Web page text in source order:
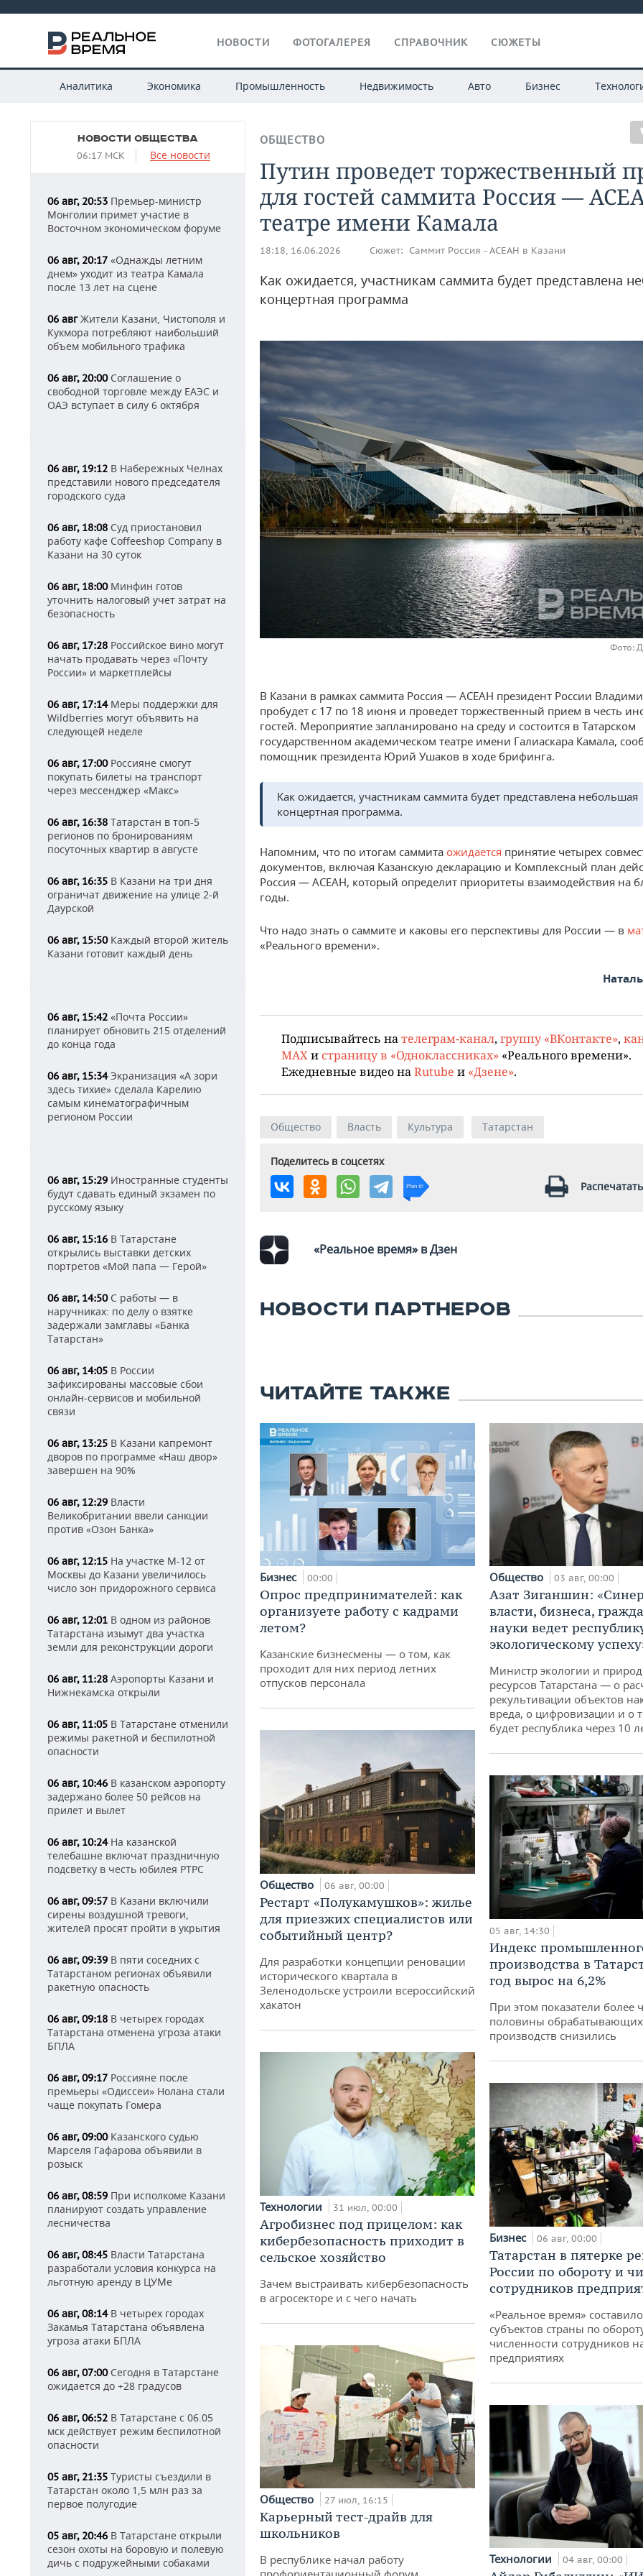
НОВОСТИ ФОТОГАЛЕРЕЯ СПРАВОЧНИК СЮЖЕТЫ
Аналитика Экономика Промышленность Недвижимость Авто Бизнес
НОВОСТИ ОБЩЕСТВА
06:17 МСК Все новости
06 авг, 20:53 Премьер-министр
Монголии примет участие в
Восточном экономическом форуме
06 авг, 20:17 «Однажды летним
днем» уходит из театра Камала
после 13 лет на сцене
06 авгЖители Казани, Чистополя и
Кукмора потребляют наибольший
объем мобильного трафика
06 авг, 20:00Соглашение о
свободной торговле между ЕАЭС и
ОАЭ вступает в силу 6 октября
06 авг, 19:12 В Набережных Челнах
представили нового председателя
городского суда
06 авг, 18:08 Суд приостановил
работу кафе Coffeeshop Company в
Казани на 30 суток
06 авг, 18:00Минфин готов
уточнить налоговый учет затрат на
безопасность
06 авг, 17:28 Российское вино могут
начать продавать через «Почту
России» и маркетплейсы
06 авг, 17:14Меры поддержки для
Wildberries могут объявить на
следующей неделе
06 авг, 17:00Россияне смогут
покупать билеты на транспорт
через мессенджер «Макс»
06 авг, 16:38 Татарстан в топ-5
регионов по бронированиям
посуточных квартир в августе
06 авг, 16:35 В Казани на три дня
ограничат движение на улице 2-й
Даурской
06 авг, 15:50Каждый второй житель
Казани готовит каждый день
06 авг, 15:42 «Почта России»
планирует обновить 215 отделений
до конца года
06 авг, 15:34Экранизация «А зори
здесь тихие» сделала Карелию
самым кинематографичным
регионом России
06 авг, 15:29 Иностранные студенты
будут сдавать единый экзамен по
русскому языку
06 авг, 15:16 В Татарстане
открылись выставки детских
портретов «Мой папа — Герой»
06 авг, 14:50С работы — в
наручниках: по делу о взятке
задержали замглавы «Банка
Татарстан»
06 авг, 14:05 В России
зафиксированы массовые сбои
онлайн-сервисов и мобильной
связи
06 авг, 13:25 В Казани капремонт
дворов по программе «Наш двор»
завершен на 90%
06 авг, 12:29 Власти
Великобритании ввели санкции
против «Озон Банка»
06 авг, 12:15 На участке М-12 от
Москвы до Казани увеличилось
число зон придорожного сервиса
06 авг, 12:01 В одном из районов
Татарстана изымут два участка
земли для реконструкции дороги
06 авг, 11:28 Аэропорты Казани и
Нижнекамска открыли
06 авг, 11:05 В Татарстане отменили
режимы ракетной и беспилотной
опасности
06 авг, 10:46 В казанском аэропорту
задержано более 50 рейсов на
прилет и вылет
06 авг, 10:24На казанской
телебашне включат праздничную
подсветку в честь юбилея РТРС
06 авг, 09:57 В Казани включили
сирены воздушной тревоги,
жителей просят пройти в укрытия
06 авг, 09:39 В пяти соседних с
Татарстаном регионах объявили
ракетную опасность
06 авг, 09:18 В четырех городах
Татарстана отменена угроза атаки
БПЛА
06 авг, 09:17 Россияне после
премьеры «Одиссеи» Нолана стали
чаще покупать Гомера
06 авг, 09:00Казанского судью
Марселя Гафарова объявили в
розыск
06 авг, 08:59 При исполкоме Казани
планируют создать управление
лесничества
06 авг, 08:45 Власти Татарстана
разработали условия конкурса на
льготную аренду в ЦУМе
06 авг, 08:14В четырех городах
Закамья Татарстана объявлена
угроза атаки БПЛА
06 авг, 07:00Сегодня в Татарстане
ожидается до +28 градусов
06 авг, 06:52 В Татарстане с 06.05
мск действует режим беспилотной
опасности
05 авг, 21:35 Туристы съездили в
Татарстан около 1,5 млн раз за
первое полугодие
05 авг, 20:46 В Татарстане открыли
сезон охоты на боровую и полевую
дичь с подружейными собаками
ОБЩЕСТВО
Путин проведет торжественный
для гостей саммита Россия —
театре имени Камала
18:18, 16.06.2026 Сюжет: Саммит Россия - АСЕАН в Казани
Как ожидается, участникам саммита будет представлена
концертная программа
Фото:
В Казани в рамках саммита Россия — АСЕАН президент России
пробудет с 17 по 18 июня и проведет торжественный прием в честь
гостей. Мероприятие запланировано на среду и состоится в Татарском
государственном академическом театре имени Галиаскара Камала,
помощник президента Юрий Ушаков в ходе брифинга.
Как ожидается, участникам саммита будет представлена небольшая
концертная программа.
Напомним, что по итогам саммита ожидается принятие четырех
документов, включая Казанскую декларацию и Комплексный план
Россия — АСЕАН, который определит приоритеты взаимодействия на
годы.
Что надо знать о саммите и каковы его перспективы для России — в
«Реального времени».
Подписывайтесь на телеграм-канал, группу «ВКонтакте»,
MAX и страницу в «Одноклассниках» «Реального времени».
Ежедневные видео на Rutube и «Дзене».
Общество Власть Культура Татарстан
Поделитесь в соцсетях
«Реальное время» в Дзен
НОВОСТИ ПАРТНЕРОВ
ЧИТАЙТЕ ТАКЖЕ
Бизнес 00:00
Опрос предпринимателей: как
организуете работу с кадрами
летом?
Казанские бизнесмены — о том, как
проходит для них период летних
отпусков персонала
Общество 06 авг, 00:00
Рестарт «Полукамушков»: жилье
для приезжих специалистов или
событийный центр?
Для разработки концепции реновации
исторического квартала в
Зеленодольске устроили всероссийский
хакатон
Технологии 31 июл, 00:00
Агробизнес под прицелом: как
кибербезопасность приходит в
сельское хозяйство
Зачем выстраивать кибербезопасность
в агросекторе и с чего начать
Общество 27 июл, 16:15
Карьерный тест-драйв для
школьников
В республике начал работу
Общество 03 авг, 00:00
Азат Зиганшин:
власти, бизнеса,
науки ведет
экологическому
Министр экологии и
ресурсов Татарстана — о
рекультивации объектов
вреда, о цифровизации и о
будет республика через 10
05 авг, 14:30
Индекс
производства в
год вырос на 6,2%
При этом показатели более
половины обрабатывающих
производств снизились
Бизнес 06 авг, 00:00
Татарстан в пятерке
России по обороту и
сотрудников
«Реальное время»
субъектов страны по
численности сотрудников
предприятиях
Технологии 04 авг, 00:00